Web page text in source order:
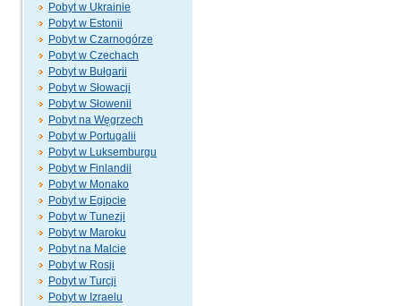
Pobyt w Ukrainie
Pobyt w Estonii
Pobyt w Czarnogórze
Pobyt w Czechach
Pobyt w Bułgarii
Pobyt w Słowacji
Pobyt w Słowenii
Pobyt na Węgrzech
Pobyt w Portugalii
Pobyt w Luksemburgu
Pobyt w Finlandii
Pobyt w Monako
Pobyt w Egipcie
Pobyt w Tunezji
Pobyt w Maroku
Pobyt na Malcie
Pobyt w Rosji
Pobyt w Turcji
Pobyt w Izraelu